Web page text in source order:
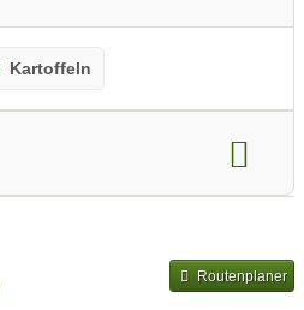
Kartoffeln
Routenplaner